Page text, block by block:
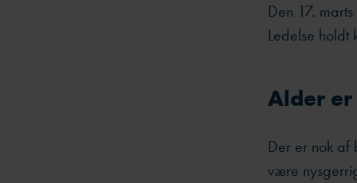
Den 17.
Ledelse holdt
Alder
Der er nok af
være